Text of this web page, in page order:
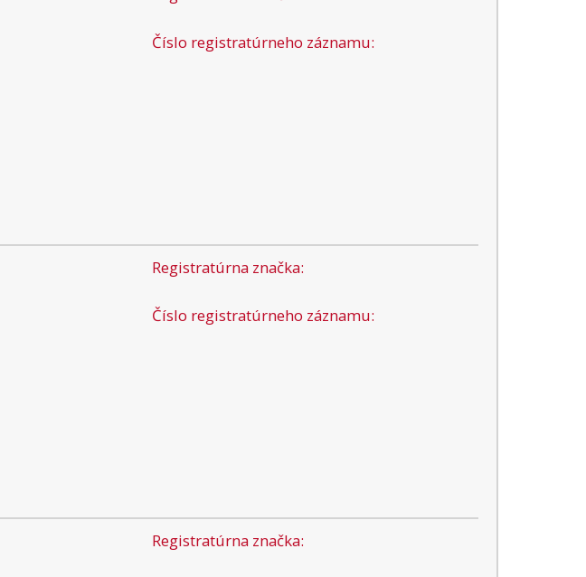
Číslo registratúrneho záznamu:
Registratúrna značka:
Číslo registratúrneho záznamu:
Registratúrna značka: